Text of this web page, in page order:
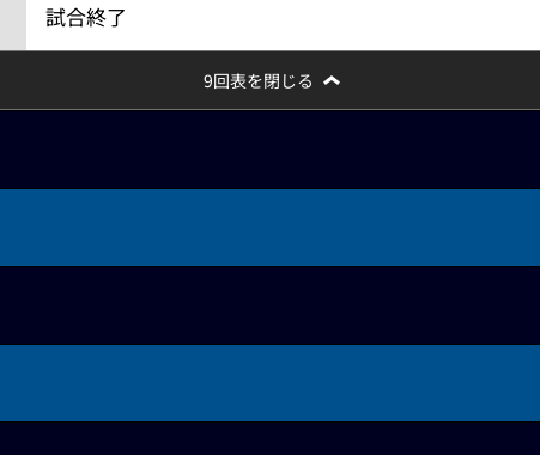
試合終了
9回表を閉じる